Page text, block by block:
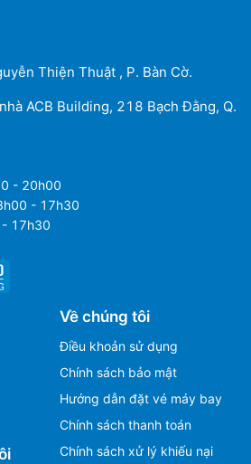
Thiện Thuật , P. Bàn Cờ.
ACB Building, 218 Bạch Đằng, Q.
- 20h00
- 17h30
17h30
Về chúng tôi
Điều khoản sử dụng
Chính sách bảo mật
Hướng dẫn đặt vé máy bay
Chính sách thanh toán
Chính sách xử lý khiếu nại
70 854 1213(+84) 70 854 1213